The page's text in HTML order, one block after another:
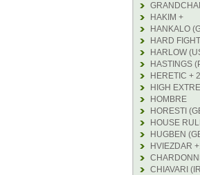
HAKIM +
HANKALO
HARD
HARLOW
HASTINGS
HERETIC +
HIGH
HOMBRE
HORESTI
HOUSE
HUGBEN
HVIEZDAR
CHIAVARI